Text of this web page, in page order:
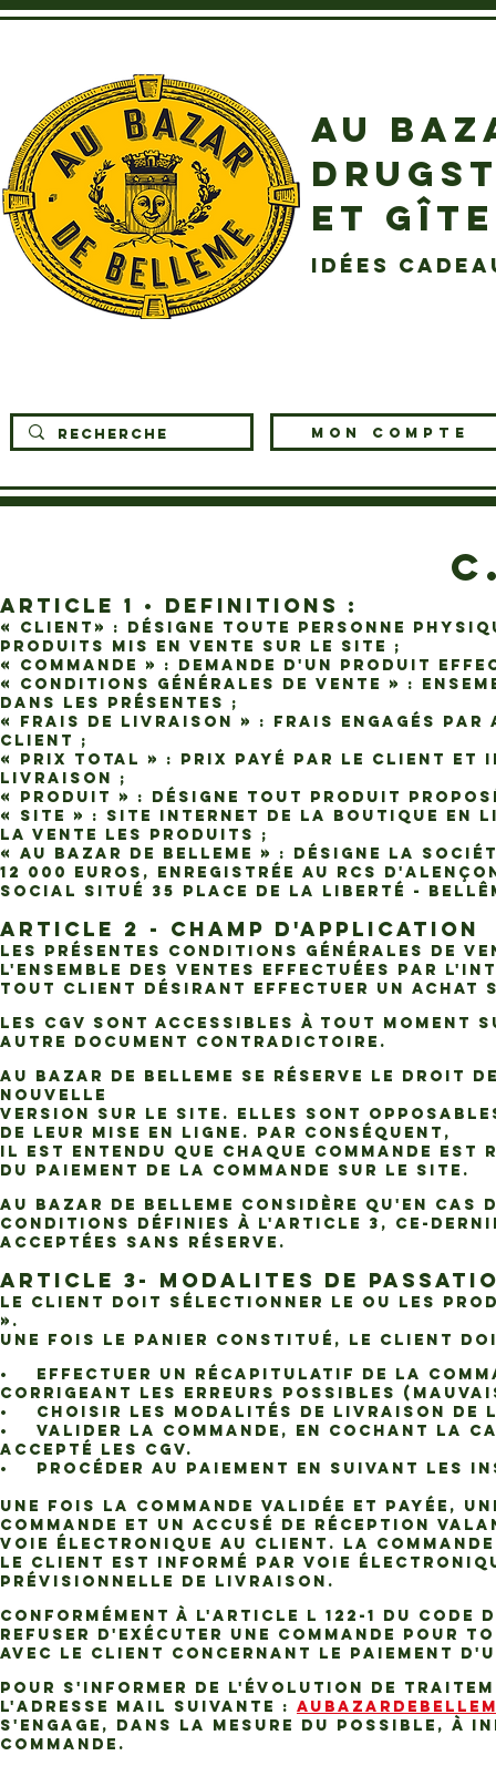
AU
ET
idées
MON COMPTE
ARTICLE 1 • DEFINITIONS :
« Client» : désigne toute personne
Produits mis en vente sur le Site ;
« Commande » : demande d'un Produit
« Conditions Générales de Vente » :
dans les présentes ;
« Frais de Livraison » : frais engagés par
Client ;
« Prix Total » : prix payé par le Client
Livraison ;
« Produit » : désigne tout produit
« Site » : site internet de la boutique en
la vente les Produits ;
« AU BAZAR DE BELLEME » : désigne la
12 000 euros, enregistrée au RCS
social situé 35 Place de la Liberté -
ARTICLE 2 - CHAMP D'APPLICATION
Les présentes conditions générales de
l'ensemble des ventes effectuées par
tout Client désirant effectuer un achat
Les CGV sont accessibles à tout
autre document contradictoire.
AU BAZAR DE BELLEME se réserve le
nouvelle
version sur le Site. Elles sont
de leur mise en ligne. Par conséquent,
il est entendu que chaque Commande
du paiement de la Commande sur le Site.
AU BAZAR DE BELLEME considère qu'en
conditions définies à l'Article 3, ce-
acceptées sans réserve.
ARTICLE 3- MODALITES DE
Le Client doit sélectionner le ou les
».
Une fois le panier constitué, le Client
• Effectuer un récapitulatif de la
corrigeant les erreurs possibles
• Choisir les modalités de livraison de la
• Valider la Commande, en cochant la
accepté les CGV.
• Procéder au paiement en suivant les
Une fois la Commande validée et payée,
Commande et un accusé de réception
voie électronique au Client. La
Le Client est informé par voie
prévisionnelle de livraison.
Conformément à l'article L 122-1 du Code
refuser d'exécuter une Commande
avec le Client concernant le paiement
Pour s'informer de l'évolution de
l'adresse mail suivante :
s'engage, dans la mesure du possible,
Commande.